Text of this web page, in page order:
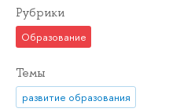
Рубрики
Образование
Темы
развитие образования